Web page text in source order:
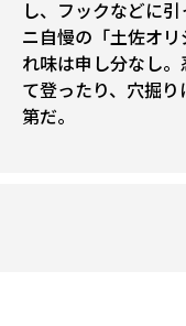
し、フックなどに
ニ自慢の「土佐オ
れ味は申し分なし
て登ったり、穴掘
第だ。